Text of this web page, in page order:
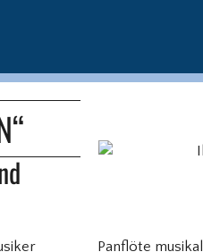
Panflöte